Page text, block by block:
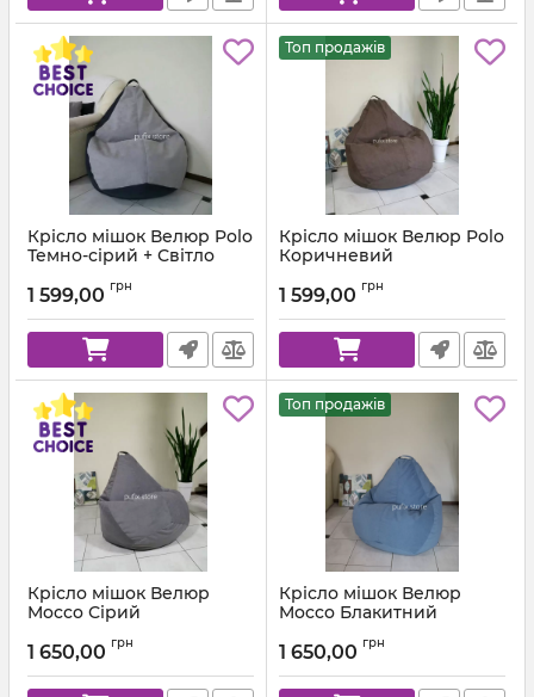
Крісло мішок Велюр Polo
Темно-сірий + Світло
Артикул: km-polo-17-16-l
1 599,00 грн
Топ продажів
Крісло мішок Велюр Polo
Коричневий
1 599,00 грн
Крісло мішок Велюр
Mocco Сірий
1 650,00 грн
Топ продажів
Крісло мішок Велюр
Mocco Блакитний
1 650,00 грн